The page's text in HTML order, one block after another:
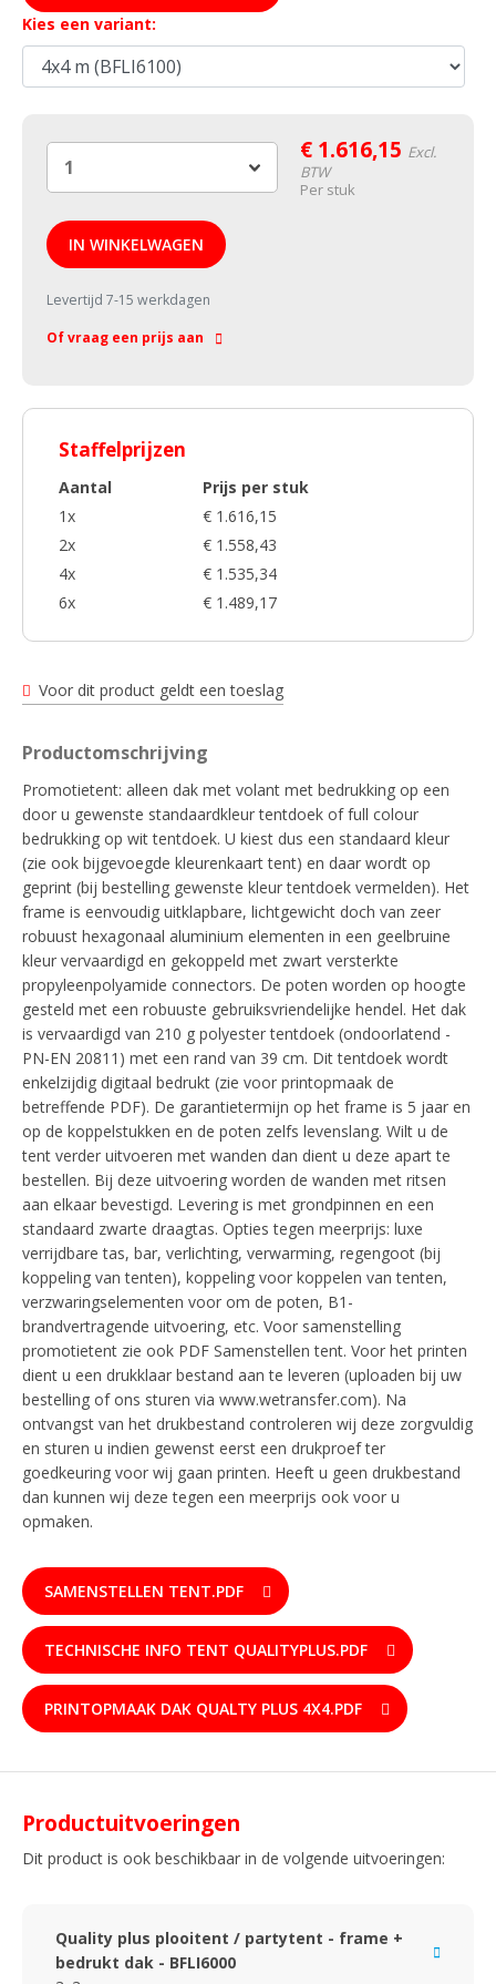
Kies een variant:
€ 1.616,15 Excl.
BTW
Per stuk
IN WINKELWAGEN
Levertijd 7-15 werkdagen
Of vraag een prijs aan
Staffelprijzen
Aantal
Prijs per stuk
1x
€ 1.616,15
2x
€ 1.558,43
4x
€ 1.535,34
6x
€ 1.489,17
Voor dit product geldt een toeslag
Productomschrijving
Promotietent: alleen dak met volant met bedrukking op een
door u gewenste standaardkleur tentdoek of full colour
bedrukking op wit tentdoek. U kiest dus een standaard kleur
(zie ook bijgevoegde kleurenkaart tent) en daar wordt op
geprint (bij bestelling gewenste kleur tentdoek vermelden). Het
frame is eenvoudig uitklapbare, lichtgewicht doch van zeer
robuust hexagonaal aluminium elementen in een geelbruine
kleur vervaardigd en gekoppeld met zwart versterkte
propyleenpolyamide connectors. De poten worden op hoogte
gesteld met een robuuste gebruiksvriendelijke hendel. Het dak
is vervaardigd van 210 g polyester tentdoek (ondoorlatend -
PN-EN 20811) met een rand van 39 cm. Dit tentdoek wordt
enkelzijdig digitaal bedrukt (zie voor printopmaak de
betreffende PDF). De garantietermijn op het frame is 5 jaar en
op de koppelstukken en de poten zelfs levenslang. Wilt u de
tent verder uitvoeren met wanden dan dient u deze apart te
bestellen. Bij deze uitvoering worden de wanden met ritsen
aan elkaar bevestigd. Levering is met grondpinnen en een
standaard zwarte draagtas. Opties tegen meerprijs: luxe
verrijdbare tas, bar, verlichting, verwarming, regengoot (bij
koppeling van tenten), koppeling voor koppelen van tenten,
verzwaringselementen voor om de poten, B1-
brandvertragende uitvoering, etc. Voor samenstelling
promotietent zie ook PDF Samenstellen tent. Voor het printen
dient u een drukklaar bestand aan te leveren (uploaden bij uw
bestelling of ons sturen via www.wetransfer.com). Na
ontvangst van het drukbestand controleren wij deze zorgvuldig
en sturen u indien gewenst eerst een drukproef ter
goedkeuring voor wij gaan printen. Heeft u geen drukbestand
dan kunnen wij deze tegen een meerprijs ook voor u
opmaken.
SAMENSTELLEN TENT.PDF
TECHNISCHE INFO TENT QUALITYPLUS.PDF
PRINTOPMAAK DAK QUALTY PLUS 4X4.PDF
Productuitvoeringen
Dit product is ook beschikbaar in de volgende uitvoeringen:
Quality plus plooitent / partytent - frame +
bedrukt dak - BFLI6000